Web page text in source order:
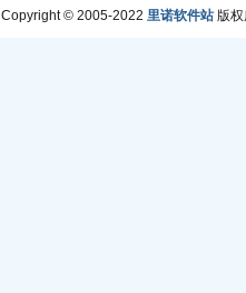
Copyright © 2005-2022 里诺软件站版权